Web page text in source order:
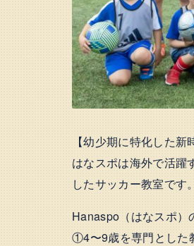
【幼少期に特化した
はなスポは海外で活躍
したサッカー教室です。
Hanaspo（はなスポ）
①4〜9歳を専門とした